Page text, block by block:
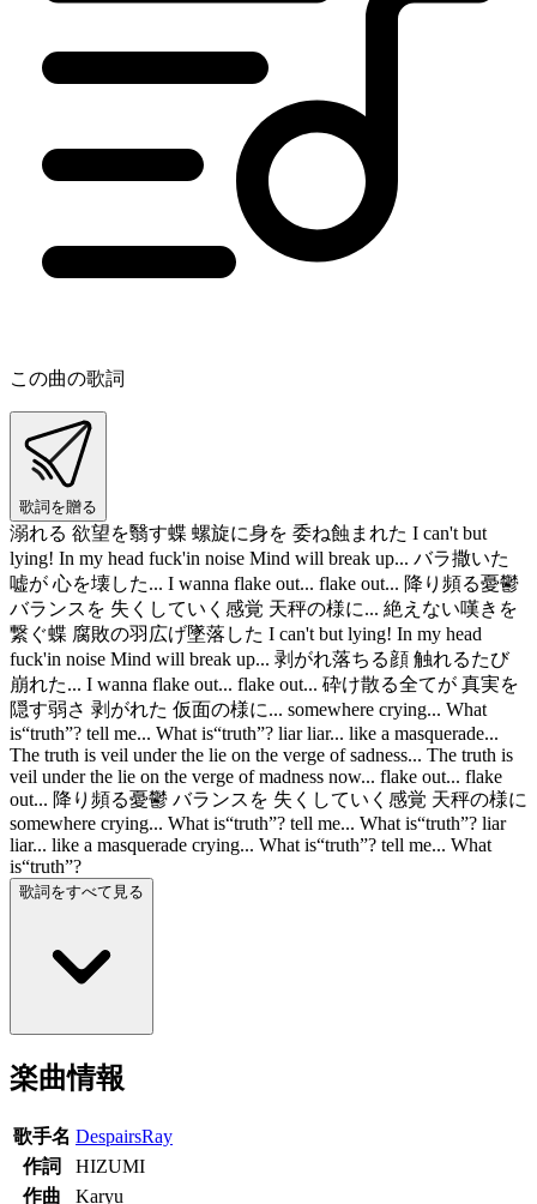
この曲の歌詞
歌詞を贈る
溺れる 欲望を翳す蝶 螺旋に身を 委ね蝕まれた I can't but
lying! In my head fuck'in noise Mind will break up... バラ撒いた
嘘が 心を壊した... I wanna flake out... flake out... 降り頻る憂鬱
バランスを 失くしていく感覚 天秤の様に... 絶えない嘆きを
繋ぐ蝶 腐敗の羽広げ墜落した I can't but lying! In my head
fuck'in noise Mind will break up... 剥がれ落ちる顔 触れるたび
崩れた... I wanna flake out... flake out... 砕け散る全てが 真実を
隠す弱さ 剥がれた 仮面の様に... somewhere crying... What
is“truth”? tell me... What is“truth”? liar liar... like a masquerade...
The truth is veil under the lie on the verge of sadness... The truth is
veil under the lie on the verge of madness now... flake out... flake
out... 降り頻る憂鬱 バランスを 失くしていく感覚 天秤の様に
somewhere crying... What is“truth”? tell me... What is“truth”? liar
liar... like a masquerade crying... What is“truth”? tell me... What
is“truth”?
歌詞をすべて見る
楽曲情報
歌手名 DespairsRay
作詞
HIZUMI
作曲
Karyu